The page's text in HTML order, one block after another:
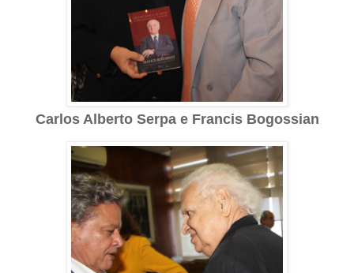
Carlos Alberto Serpa e Francis Bogossian